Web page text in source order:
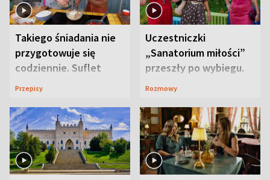
Takiego śniadania nie
przygotowuje się
codziennie. Suflet
serowy zachwyca
Przepisy
Uczestniczki
„Sanatorium miłości”
przeszły po wybiegu.
Te stylizacje
Rozmowy